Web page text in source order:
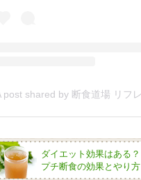
ダイエット効果はある？
プチ断食の効果とやり方